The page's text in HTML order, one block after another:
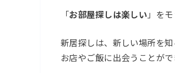
「お部屋探しは楽しい 」を
新居探しは、新しい場所を
お店やご飯に出会うことが